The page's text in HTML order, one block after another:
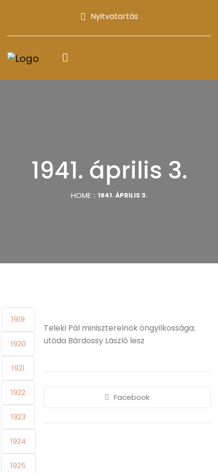
Nyitvatartás
1941. április 3.
HOME 1941. ÁPRILIS 3.
1919
1920
1921
1922
1923
1924
1925
Teleki Pál miniszterelnök öngyilkossága;
utóda Bárdossy László lesz
Facebook